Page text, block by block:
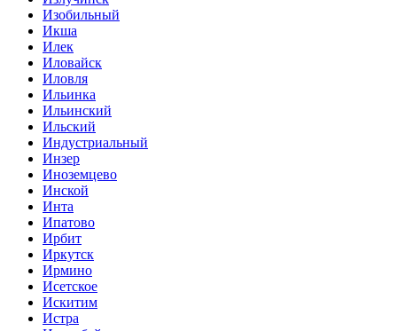
Изобильный
Икша
Илек
Иловайск
Иловля
Ильинка
Ильинский
Ильский
Индустриальный
Инзер
Иноземцево
Инской
Инта
Ипатово
Ирбит
Иркутск
Ирмино
Исетское
Искитим
Истра